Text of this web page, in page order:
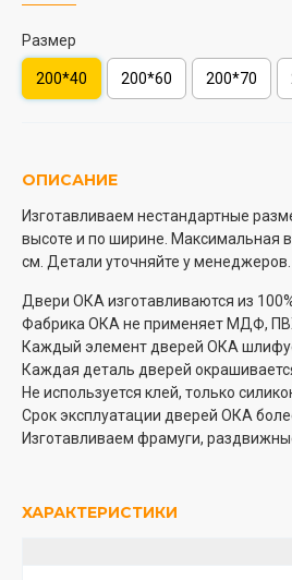
Размер
200*40 200*60 200*70
ОПИСАНИЕ
Изготавливаем нестандартные
высоте и по ширине. Максимальная
см. Детали уточняйте у менеджеров.
Двери ОКА изготавливаются из
Фабрика ОКА не применяет МДФ,
Каждый элемент дверей ОКА
Каждая деталь дверей
Не используется клей, только
Срок эксплуатации дверей ОКА
Изготавливаем фрамуги,
ХАРАКТЕРИСТИКИ